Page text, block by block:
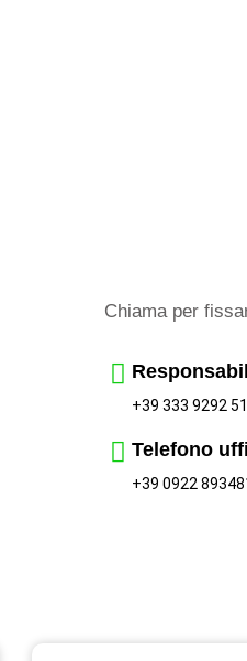
Chiama per
+39 333 9292
Telefono
+39 0922